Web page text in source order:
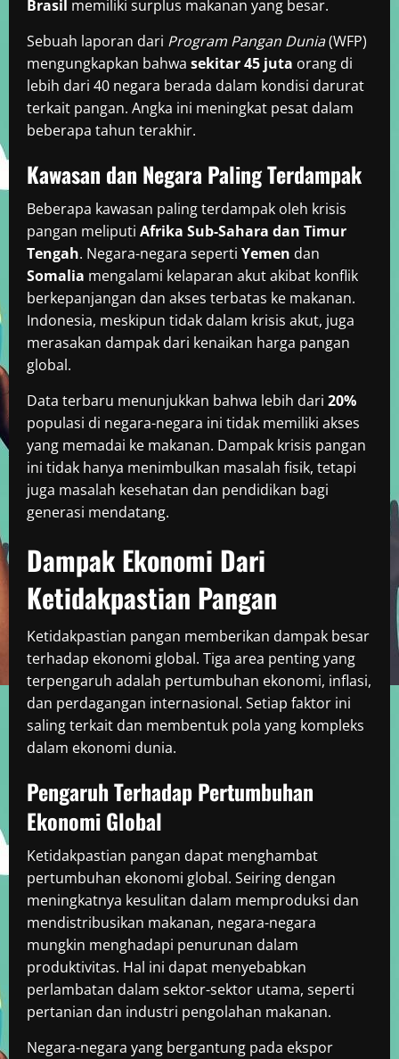
Brasil memiliki surplus makanan yang besar.
Sebuah laporan dari Program Pangan Dunia(WFP)
mengungkapkan bahwa sekitar 45 juta orang di
lebih dari 40 negara berada dalam kondisi darurat
terkait pangan. Angka ini meningkat pesat dalam
beberapa tahun terakhir.
Kawasan dan Negara Paling Terdampak
Beberapa kawasan paling terdampak oleh krisis
pangan meliputi Afrika Sub-Sahara dan Timur
Tengah. Negara-negara seperti Yemen dan
Somalia mengalami kelaparan akut akibat konflik
berkepanjangan dan akses terbatas ke makanan.
Indonesia, meskipun tidak dalam krisis akut, juga
merasakan dampak dari kenaikan harga pangan
global.
Data terbaru menunjukkan bahwa lebih dari 20%
populasi di negara-negara ini tidak memiliki akses
yang memadai ke makanan. Dampak krisis pangan
ini tidak hanya menimbulkan masalah fisik, tetapi
juga masalah kesehatan dan pendidikan bagi
generasi mendatang.
Dampak Ekonomi Dari
Ketidakpastian Pangan
Ketidakpastian pangan memberikan dampak besar
terhadap ekonomi global. Tiga area penting yang
terpengaruh adalah pertumbuhan ekonomi, inflasi,
dan perdagangan internasional. Setiap faktor ini
saling terkait dan membentuk pola yang kompleks
dalam ekonomi dunia.
Pengaruh Terhadap Pertumbuhan
Ekonomi Global
Ketidakpastian pangan dapat menghambat
pertumbuhan ekonomi global. Seiring dengan
meningkatnya kesulitan dalam memproduksi dan
mendistribusikan makanan, negara-negara
mungkin menghadapi penurunan dalam
produktivitas. Hal ini dapat menyebabkan
perlambatan dalam sektor-sektor utama, seperti
pertanian dan industri pengolahan makanan.
Negara-negara yang bergantung pada ekspor